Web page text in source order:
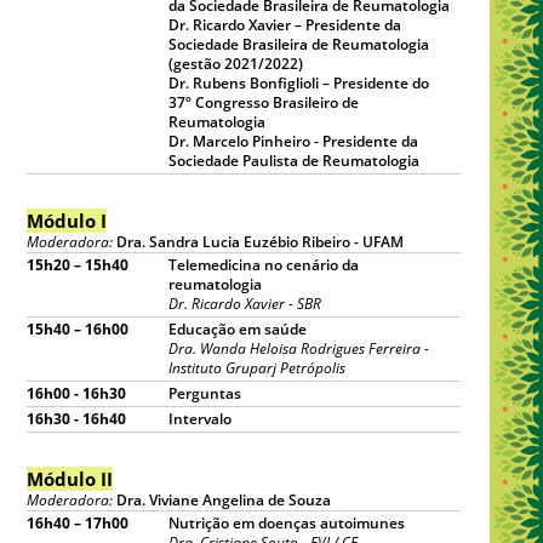
da Sociedade Brasileira de Reumatologia
Dr. Ricardo Xavier – Presidente da
Sociedade Brasileira de Reumatologia
(gestão 2021/2022)
Dr. Rubens Bonfiglioli – Presidente do
37º Congresso Brasileiro de
Reumatologia
Dr. Marcelo Pinheiro - Presidente da
Sociedade Paulista de Reumatologia
Módulo I
Moderadora: Dra. Sandra Lucia Euzébio Ribeiro - UFAM
15h20 – 15h40
Telemedicina no cenário da
reumatologia
Dr. Ricardo Xavier - SBR
15h40 – 16h00
Educação em saúde
Dra. Wanda Heloisa Rodrigues Ferreira -
Instituto Gruparj Petrópolis
16h00 - 16h30
Perguntas
16h30 - 16h40
Intervalo
Módulo II
Moderadora: Dra. Viviane Angelina de Souza
16h40 – 17h00
Nutrição em doenças autoimunes